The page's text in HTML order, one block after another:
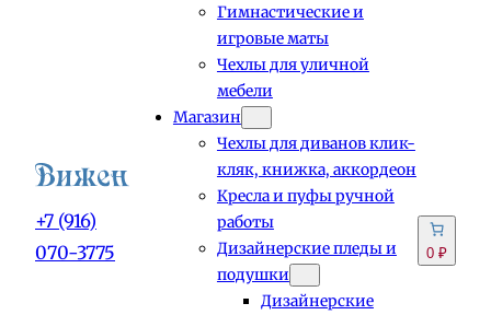
+7 (916)
070-3775
Гимнастические и
игровые маты
Чехлы для уличной
мебели
Магазин
Чехлы для диванов клик-
кляк, книжка, аккордеон
Кресла и пуфы ручной
работы
Дизайнерские пледы и
подушки
Дизайнерские
0 ₽